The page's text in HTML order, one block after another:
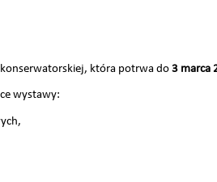
konserwatorskiej, która potrwa do 3 marca
wystawy: